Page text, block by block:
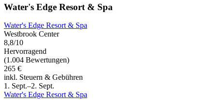
Water's Edge Resort & Spa
Water's Edge Resort & Spa
Westbrook Center
8,8/10
Hervorragend
(1.004 Bewertungen)
265 €
inkl. Steuern & Gebühren
1. Sept.–2. Sept.
Water's Edge Resort & Spa